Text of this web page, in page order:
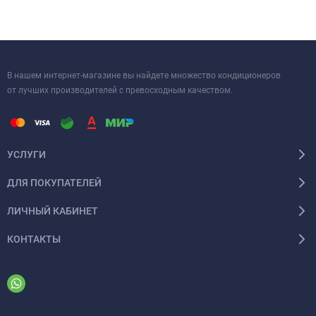
В нашем интернет-магазине вы найдете множество кондиционеров
от лучших производителей с превосходным качеством.
УСЛУГИ
ДЛЯ ПОКУПАТЕЛЕЙ
ЛИЧНЫЙ КАБИНЕТ
КОНТАКТЫ